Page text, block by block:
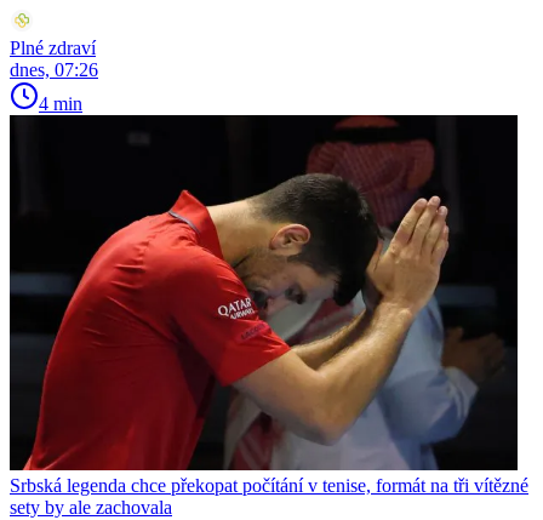
Plné zdraví
dnes, 07:26
4 min
Srbská legenda chce překopat počítání v tenise, formát na tři vítězné
sety by ale zachovala